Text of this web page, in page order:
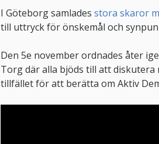
I Göteborg samlades stora skaror
till uttryck för önskemål och
Den 5e november ordnades åter
Torg där alla bjöds till att diskutera
tillfället för att berätta om Aktiv